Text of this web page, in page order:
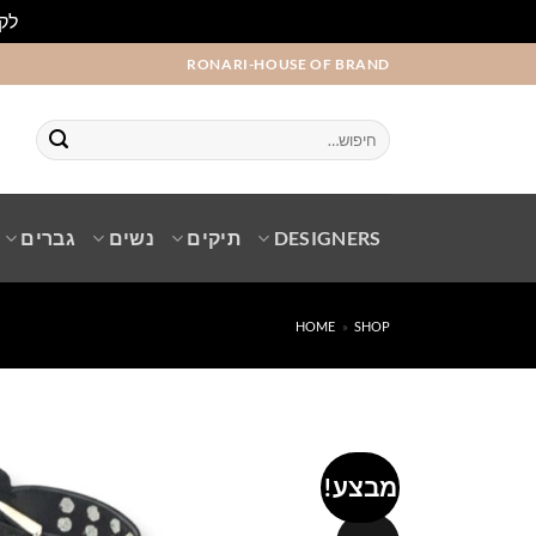
to
RONARI-HOUSE OF BRAND
חיפוש
עבור:
DESIGNERS תיקים נשים גברים
HOME » SHOP
מבצע!